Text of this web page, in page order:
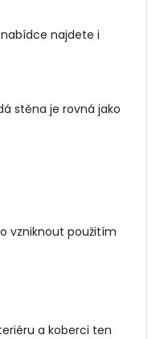
nabídce najdete i
stěna je rovná jako
vzniknout použitím
a koberci ten